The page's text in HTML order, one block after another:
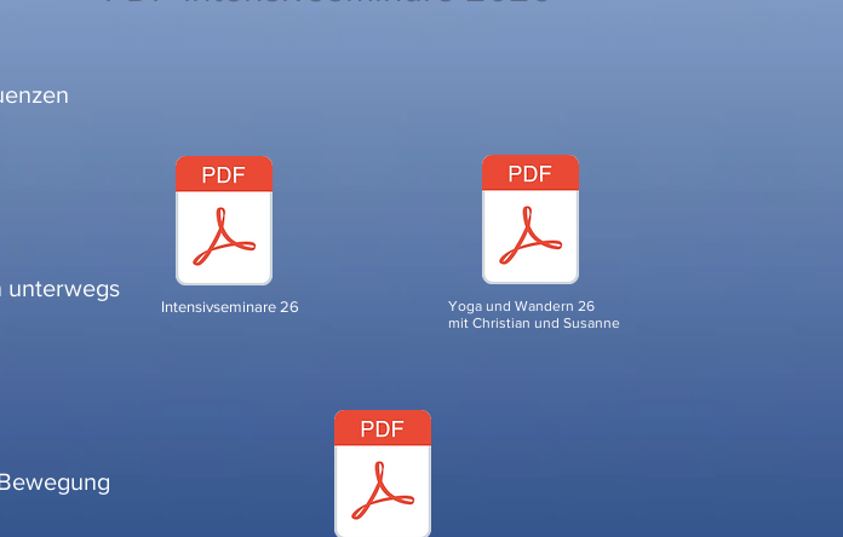
Intensivseminare 26
Yoga und Wandern 26
mit Christian und Susanne